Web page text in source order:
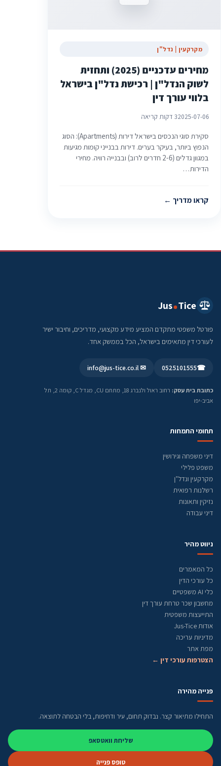
מקרקעין | נדל"ן
מחירים עדכניים (2025) ותחזית
לשוק הנדל"ן | רכישת נדל"ן בישראל
בלווי עורך דין
2025-07-063 דקות קריאה
סקירת סוגי הנכסים בישראל דירות (Apartments): הסוג
הנפוץ ביותר, בעיקר בערים. דירות בבנייני קומות מגיעות
במגוון גדלים (2-6 חדרים לרוב) ובבנייה רוויה. מחירי
הדירות…
קראו מדריך
Jus Tice
פורטל משפטי מתקדם המציע מידע מקצועי, מדריכים, וחיבור ישיר
לעורכי דין מתאימים בישראל, הכל בממשק אחד.
☎
0525101555
✉ info@jus-tice.co.il
כתובת בית עסק:
רחוב ראול ולנברג 18, מתחם CU, מגדל C, קומה 2, תל
אביב-יפו
תחומי התמחות
דיני משפחה וגירושין
משפט פלילי
מקרקעין ונדל"ן
רשלנות רפואית
נזיקין ותאונות
דיני עבודה
ניווט מהיר
כל המאמרים
כל עורכי הדין
כלי AI משפטיים
מחשבון שכר טרחת עורך דין
התייעצות משפטית
אודות Jus-Tice
מדיניות עריכה
מפת אתר
הצטרפות עורכי דין ←
פנייה מהירה
התחילו מתיאור קצר. נבדוק תחום, עיר ודחיפות, בלי הבטחה לתוצאה.
שליחת וואטסאפ
טופס פנייה